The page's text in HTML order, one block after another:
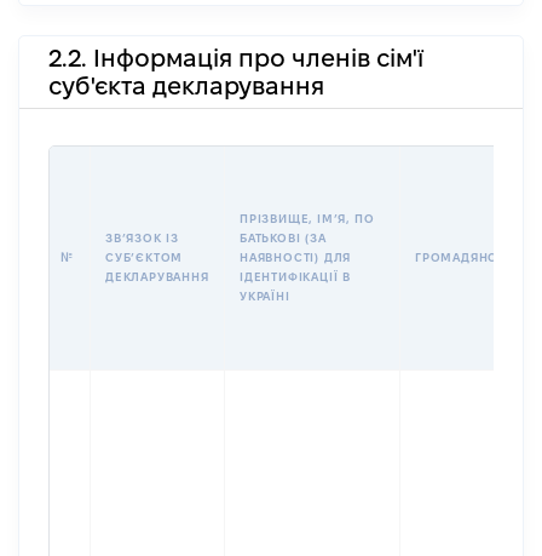
2.2. Інформація про членів сім'ї
суб'єкта декларування
№
ЗВʼЯЗОК ІЗ
СУБʼЄКТОМ
ДЕКЛАРУВАННЯ
ПРІЗВИЩЕ, ІМʼЯ, ПО
БАТЬКОВІ (ЗА
НАЯВНОСТІ) ДЛЯ
ІДЕНТИФІКАЦІЇ В
УКРАЇНІ
ГРОМАДЯНСТВО